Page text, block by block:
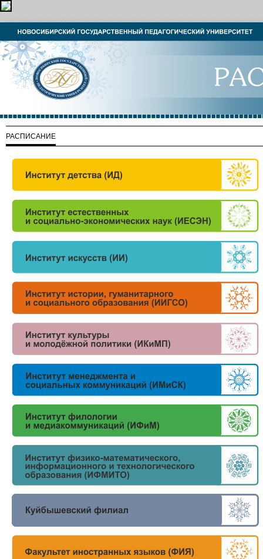
РАСПИСАНИЕ